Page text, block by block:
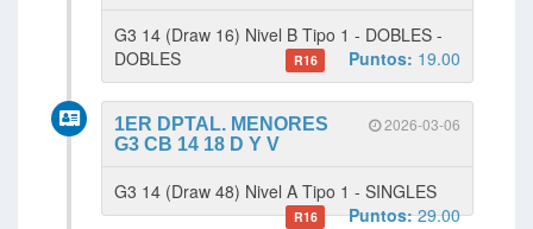
G3 14 (Draw 16) Nivel B Tipo 1 - DOBLES -
DOBLES
R16 Puntos: 19.00
2026-03-06
1ER DPTAL. MENORES
G3 CB 14 18 D Y V
G3 14 (Draw 48) Nivel A Tipo 1 - SINGLES
R16 Puntos:29.00